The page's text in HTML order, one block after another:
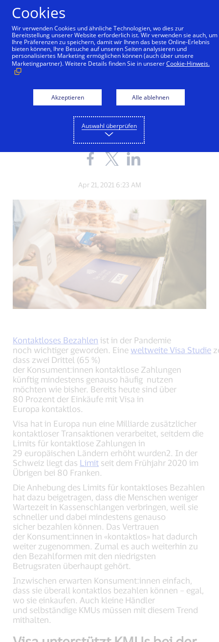
INNOVATION
Konsumenten vertrauen
«Kontaktlos»
Share
the
on
Facebook
link,
open
new
window).
Share
the
on
Twitter
open
new
window).
Share
on
LinkedIn
window).
Apr 21, 2021 6:23 AM
Kontaktloses Bezahlen ist in der Pandemie
noch wichtiger geworden. Eine weltweite Visa Studie
dass zwei Drittel (65 %)
der Konsument:innen kontaktlose Zahlungen
künftig mindestens genauso häufig nutzen
möchten wie bisher. Bereits heute sind über
80 Prozent der Einkäufe mit Visa in
Europa kontaktlos.
Visa hat in Europa nun eine Milliarde zusätzlicher
kontaktloser Transaktionen verarbeitet, seitdem die
Limits für kontaktlose Zahlungen in
29 europäischen Ländern erhöht wurden2. In der
Schweiz liegt das Limit seit dem Frühjahr 2020 im
Übrigen bei 80 Franken.
Die Anhebung des Limits für kontaktloses Bezahlen
hat dazu beigetragen, dass die Menschen weniger
Wartezeit in Kassenschlangen verbringen, weil sie
schneller und dabei mindestens genauso
sicher bezahlen können. Das Vertrauen
der Konsument:innen in «kontaktlos» hat dadurch
weiter zugenommen. Zumal es auch weiterhin zu
den Bezahlformen mit den niedrigsten
Betrugsraten überhaupt gehört.
Inzwischen erwarten Konsument:innen einfach,
dass sie überall kontaktlos bezahlen können – egal,
wo sie einkaufen. Auch kleine Händler
und selbständige KMUs müssen mit diesem Trend
mithalten.
Cookies
Wir verwenden Cookies und ähnliche Technologien, wo dies zur
Bereitstellung unserer Website erforderlich ist. Wir verwenden sie auch, um
Ihre Präferenzen zu speichern, damit wir Ihnen das beste Online-Erlebnis
bieten können, Ihre Besuche auf unseren Seiten analysieren und
personalisiertes Marketing ermöglichen können (auch über unsere
Marketingpartner). Weitere Details finden Sie in unsererCookie-Hinweis.
Akzeptieren Alle ablehnen
Auswahl überprüfen